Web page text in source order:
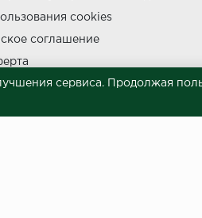
cookies
соглашение
(реквизиты)
сервиса. Продолжая